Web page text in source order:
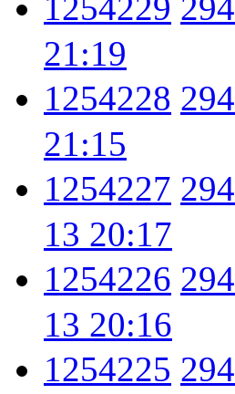
21:19
1254228 294
21:15
1254227 294
13 20:17
1254226 294
13 20:16
1254225 294